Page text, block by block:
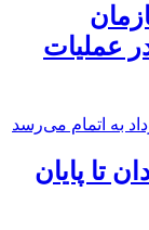
عملیات
تا پایان